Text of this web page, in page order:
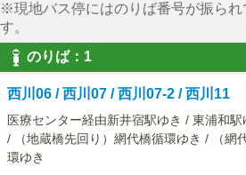
※現地バス停にはのりば番号が振られ
す。
のりば：1
西川06 / 西川07 / 西川07-2 / 西川11
医療センター経由新井宿駅ゆき / 東浦和
/ （地蔵橋先回り）網代橋循環ゆき / （網
環ゆき